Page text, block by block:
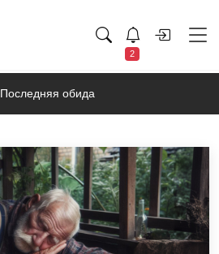
2
Последняя обида